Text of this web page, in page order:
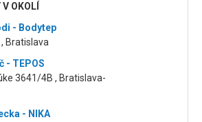
OKOLÍ
- Bodytep
Bratislava
- TEPOS
3641/4B , Bratislava-
- NIKA